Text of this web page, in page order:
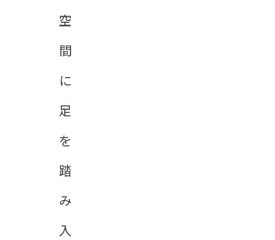
空
間
に
足
を
踏
み
入